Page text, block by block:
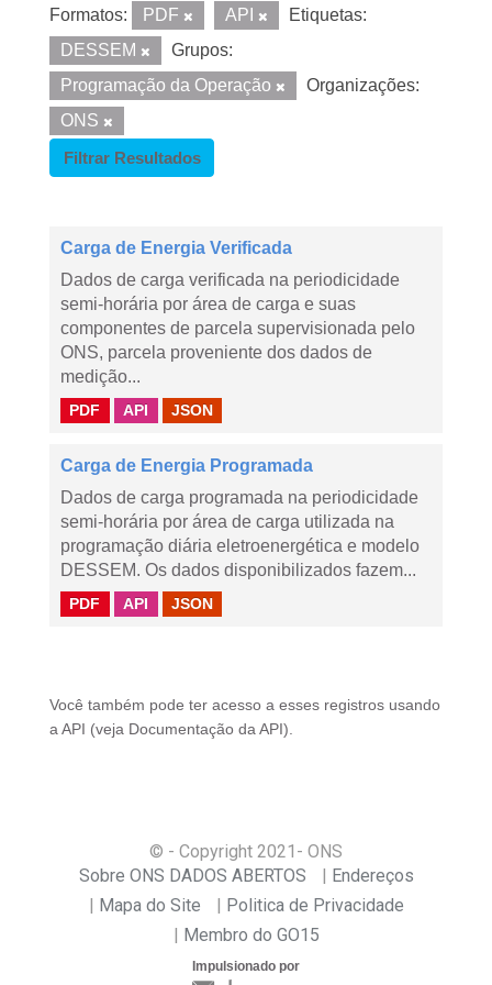
Formatos: PDF API
Etiquetas:
DESSEM
Grupos:
Programação da Operação
Organizações:
ONS
Filtrar Resultados
Carga de Energia Verificada
Dados de carga verificada na periodicidade
semi-horária por área de carga e suas
componentes de parcela supervisionada pelo
ONS, parcela proveniente dos dados de
medição...
PDF API JSON
Carga de Energia Programada
Dados de carga programada na periodicidade
semi-horária por área de carga utilizada na
programação diária eletroenergética e modelo
DESSEM. Os dados disponibilizados fazem...
PDF API JSON
Você também pode ter acesso a esses registros usando
a API (veja Documentação da API ).
© - Copyright 2021 - ONS
Sobre ONS DADOS ABERTOS
Endereços
Mapa do Site
Politica de Privacidade
Membro do GO15
Impulsionado por